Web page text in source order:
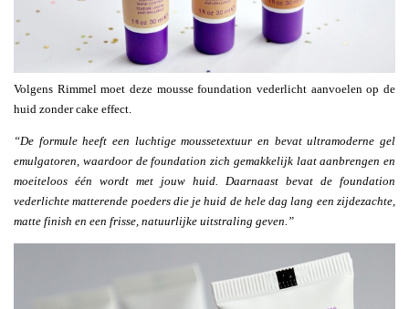
Volgens Rimmel moet deze mousse foundation vederlicht aanvoelen op de
huid zonder cake effect.
“De formule heeft een luchtige moussetextuur en bevat ultramoderne gel
emulgatoren, waardoor de foundation zich gemakkelijk laat aanbrengen en
moeiteloos één wordt met jouw huid. Daarnaast bevat de foundation
vederlichte matterende poeders die je huid de hele dag lang een zijdezachte,
matte finish en een frisse, natuurlijke uitstraling geven.”